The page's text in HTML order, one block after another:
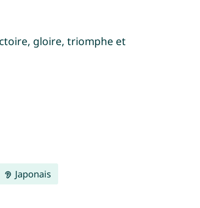
gloire, triomphe et
Japonais